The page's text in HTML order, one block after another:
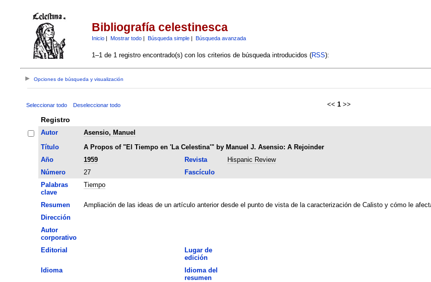
Bibliografía celestinesca
Inicio| Mostrar todo| Búsqueda simple| Búsqueda avanzada
1–1 de 1 registro encontrado(s) con los criterios de búsqueda introducidos (RSS):
Opciones de búsqueda y visualización
Seleccionar todo Deseleccionar todo << 1 >>
Registro
Autor
Asensio, Manuel
Título
A Propos of "El Tiempo en 'La Celestina'" by Manuel J. Asensio: A Rejoinder
Año
1959 Revista Hispanic Review
Número
27 Fascículo
Palabras
clave
Tiempo
Resumen
Ampliación de las ideas de un artículo anterior desde el punto de vista de la caracterización de Calisto y cómo le
Dirección
Autor
corporativo
Editorial
Lugar de
edición
Idioma
Idioma del
resumen